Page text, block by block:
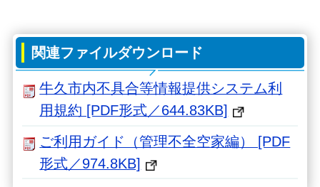
関連ファイルダウンロード
牛久市内不具合等情報提供システム利
用規約 [PDF形式／644.83KB]
ご利用ガイド（管理不全空家編） [PDF
形式／974.8KB]